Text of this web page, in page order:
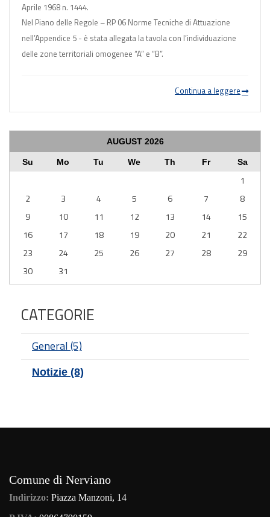
Aprile 1968 n. 1444.
Nel Piano delle Regole – RP 06 Norme Tecniche di Attuazione
nell’Appendice 5 - è stata allegata la tavola con l’individuazione
delle zone territoriali omogenee “A” e “B”.
Continua a leggere
AUGUST 2026
Su Mo Tu We Th Fr Sa
1
2
3 4 5 6 7
8
9
10 11 12 13 14
15
16
17 18 19 20 21
22
23
24 25 26 27 28
29
30
31
CATEGORIE
General (5)
Notizie (8)
Comune di Nerviano
Indirizzo: Piazza Manzoni, 14